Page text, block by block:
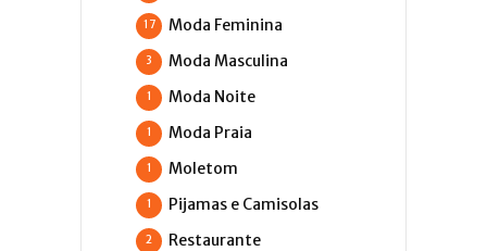
Moda Feminina
17
Moda Masculina
3
Moda Noite
1
Moda Praia
1
Moletom
1
Pijamas e Camisolas
1
Restaurante
2